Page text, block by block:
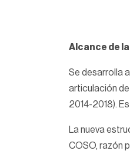
Alcance de
Se desarrolla
articulación de
2014-2018).
La nueva
COSO, razón